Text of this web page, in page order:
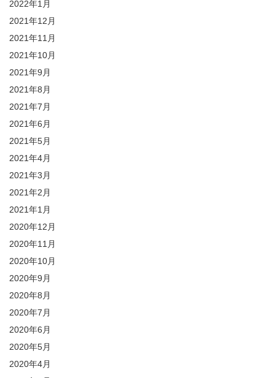
2022年1月
2021年12月
2021年11月
2021年10月
2021年9月
2021年8月
2021年7月
2021年6月
2021年5月
2021年4月
2021年3月
2021年2月
2021年1月
2020年12月
2020年11月
2020年10月
2020年9月
2020年8月
2020年7月
2020年6月
2020年5月
2020年4月